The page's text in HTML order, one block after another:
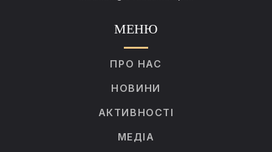
МЕНЮ
ПРО НАС
НОВИНИ
АКТИВНОСТІ
МЕДІА